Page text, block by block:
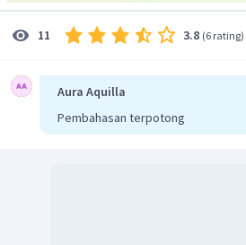
11 3.8 (6 rating)
Aura Aquilla
Pembahasan terpotong